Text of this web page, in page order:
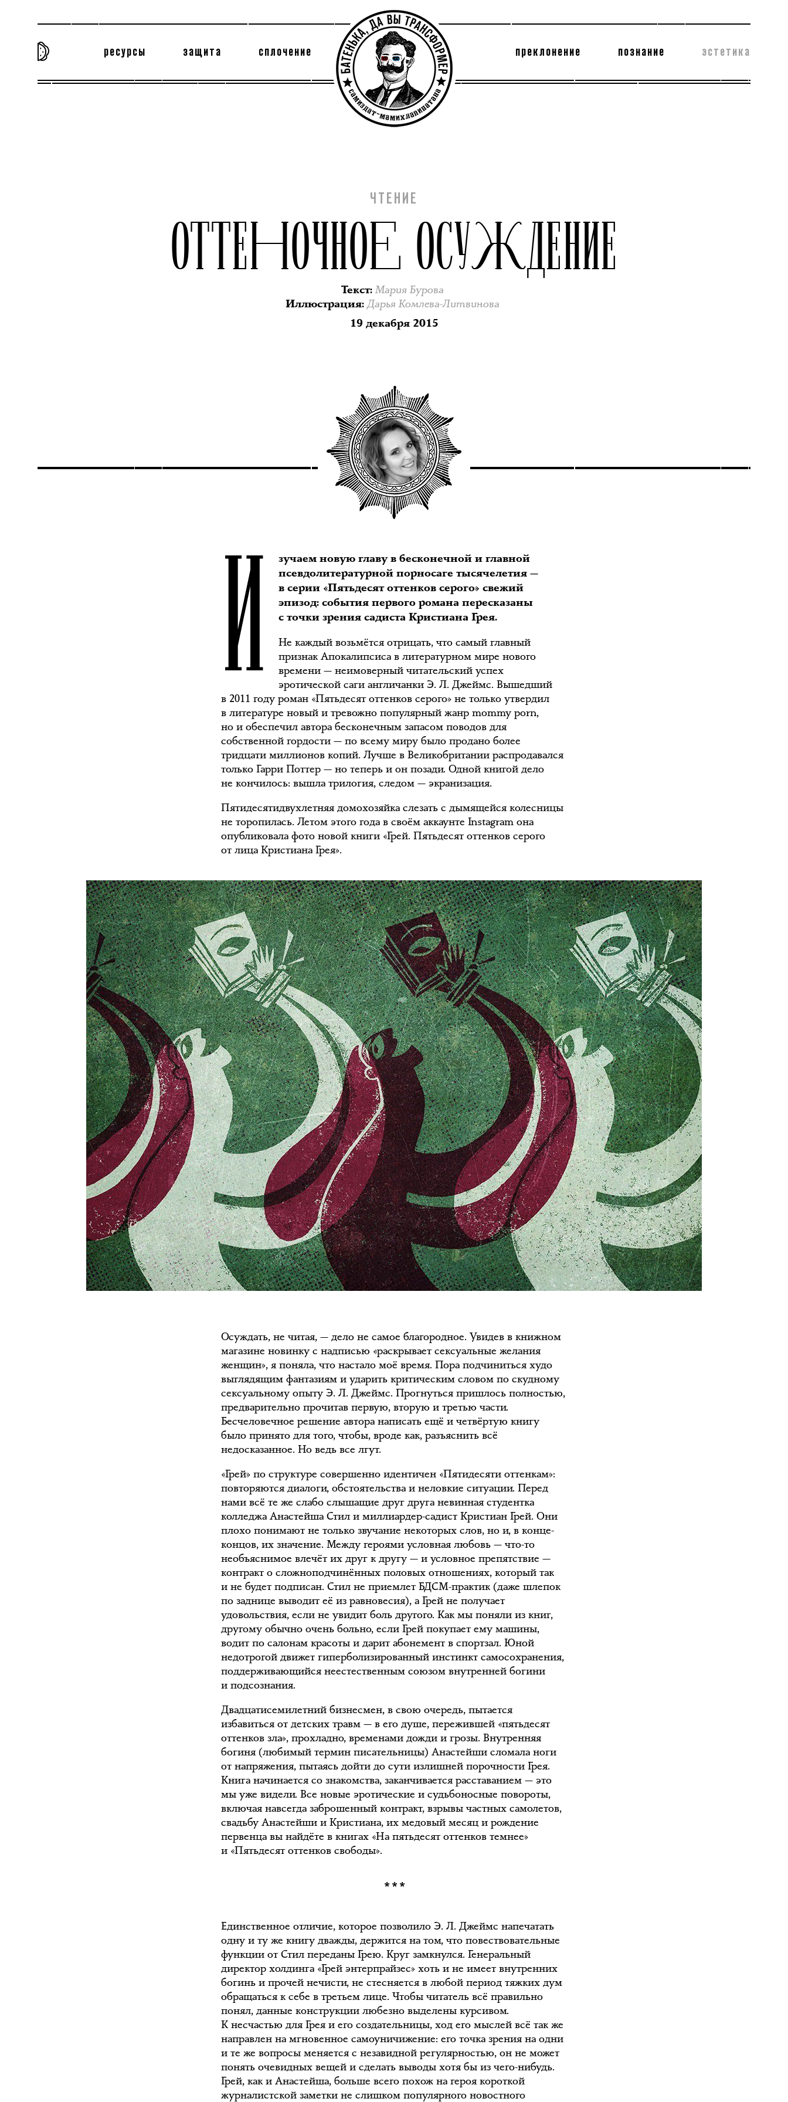
ресурсы защита сплочение преклонение познание эстетика
ЧТЕНИЕ
ОТТЕНОЧНОЕ ОСУЖДЕНИЕ
Текст: Мария Бурова
Иллюстрация:Дарья Комлева-Литвинова
19 декабря 2015
И
зучаем новую главу в бесконечной и главной
псевдолитературной порносаге тысячелетия —
в серии «Пятьдесят оттенков серого» свежий
эпизод: события первого романа пересказаны
с точки зрения садиста Кристиана Грея.
Не каждый возьмётся отрицать, что самый главный
признак Апокалипсиса в литературном мире нового
времени — неимоверный читательский успех
эротической саги англичанки Э. Л. Джеймс. Вышедший
в 2011 году роман «Пятьдесят оттенков серого» не только утвердил
в литературе новый и тревожно популярный жанр mommy porn,
но и обеспечил автора бесконечным запасом поводов для
собственной гордости — по всему миру было продано более
тридцати миллионов копий. Лучше в Великобритании распродавался
только Гарри Поттер — но теперь и он позади. Одной книгой дело
не кончилось: вышла трилогия, следом — экранизация.
Пятидесятидвухлетняя домохозяйка слезать с дымящейся колесницы
не торопилась. Летом этого года в своём аккаунте Instagram она
опубликовала фото новой книги «Грей. Пятьдесят оттенков серого
от лица Кристиана Грея».
Осуждать, не читая, — дело не самое благородное. Увидев в книжном
магазине новинку с надписью «раскрывает сексуальные желания
женщин», я поняла, что настало моё время. Пора подчиниться худо
выглядящим фантазиям и ударить критическим словом по скудному
сексуальному опыту Э. Л. Джеймс. Прогнуться пришлось полностью,
предварительно прочитав первую, вторую и третью части.
Бесчеловечное решение автора написать ещё и четвёртую книгу
было принято для того, чтобы, вроде как, разъяснить всё
недосказанное. Но ведь все лгут.
«Грей» по структуре совершенно идентичен «Пятидесяти оттенкам»:
повторяются диалоги, обстоятельства и неловкие ситуации. Перед
нами всё те же слабо слышащие друг друга невинная студентка
колледжа Анастейша Стил и миллиардер-садист Кристиан Грей. Они
плохо понимают не только звучание некоторых слов, но и, в конце-
концов, их значение. Между героями условная любовь — что-то
необъяснимое влечёт их друг к другу — и условное препятствие —
контракт о сложноподчинённых половых отношениях, который так
и не будет подписан. Стил не приемлет БДСМ-практик (даже шлепок
по заднице выводит её из равновесия), а Грей не получает
удовольствия, если не увидит боль другого. Как мы поняли из книг,
другому обычно очень больно, если Грей покупает ему машины,
водит по салонам красоты и дарит абонемент в спортзал. Юной
недотрогой движет гиперболизированный инстинкт самосохранения,
поддерживающийся неестественным союзом внутренней богини
и подсознания.
Двадцатисемилетний бизнесмен, в свою очередь, пытается
избавиться от детских травм — в его душе, пережившей «пятьдесят
оттенков зла», прохладно, временами дожди и грозы. Внутренняя
богиня (любимый термин писательницы) Анастейши сломала ноги
от напряжения, пытаясь дойти до сути излишней порочности Грея.
Книга начинается со знакомства, заканчивается расставанием — это
мы уже видели. Все новые эротические и судьбоносные повороты,
включая навсегда заброшенный контракт, взрывы частных самолетов,
свадьбу Анастейши и Кристиана, их медовый месяц и рождение
первенца вы найдёте в книгах «На пятьдесят оттенков темнее»
и «Пятьдесят оттенков свободы».
***
Единственное отличие, которое позволило Э. Л. Джеймс напечатать
одну и ту же книгу дважды, держится на том, что повествовательные
функции от Стил переданы Грею. Круг замкнулся. Генеральный
директор холдинга «Грей энтерпрайзес» хоть и не имеет внутренних
богинь и прочей нечисти, не стесняется в любой период тяжких дум
обращаться к себе в третьем лице. Чтобы читатель всё правильно
понял, данные конструкции любезно выделены курсивом.
К несчастью для Грея и его создательницы, ход его мыслей всё так же
направлен на мгновенное самоуничижение: его точка зрения на одни
и те же вопросы меняется с незавидной регулярностью, он не может
понять очевидных вещей и сделать выводы хотя бы из чего-нибудь.
Грей, как и Анастейша, больше всего похож на героя короткой
журналистской заметки не слишком популярного новостного